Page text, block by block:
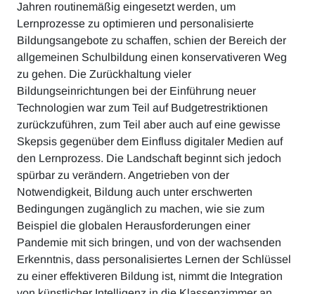
Jahren routinemäßig eingesetzt werden, um
Lernprozesse zu optimieren und personalisierte
Bildungsangebote zu schaffen, schien der Bereich der
allgemeinen Schulbildung einen konservativeren Weg
zu gehen. Die Zurückhaltung vieler
Bildungseinrichtungen bei der Einführung neuer
Technologien war zum Teil auf Budgetrestriktionen
zurückzuführen, zum Teil aber auch auf eine gewisse
Skepsis gegenüber dem Einfluss digitaler Medien auf
den Lernprozess. Die Landschaft beginnt sich jedoch
spürbar zu verändern. Angetrieben von der
Notwendigkeit, Bildung auch unter erschwerten
Bedingungen zugänglich zu machen, wie sie zum
Beispiel die globalen Herausforderungen einer
Pandemie mit sich bringen, und von der wachsenden
Erkenntnis, dass personalisiertes Lernen der Schlüssel
zu einer effektiveren Bildung ist, nimmt die Integration